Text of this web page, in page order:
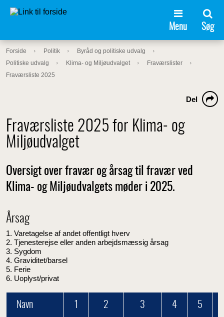
Menu Søg
Forside Politik
Byråd og politiske udvalg
Politiske udvalg
Klima- og Miljøudvalget
Fraværslister
Fraværsliste 2025
Fraværsliste 2025 for Klima- og
Miljøudvalget
Del
Oversigt over fravær og årsag til fravær ved
Klima- og Miljøudvalgets møder i 2025.
Årsag
1. Varetagelse af andet offentligt hverv
2. Tjenesterejse eller anden arbejdsmæssig årsag
3. Sygdom
4. Graviditet/barsel
5. Ferie
6. Uoplyst/privat
Navn 2 3 4 5